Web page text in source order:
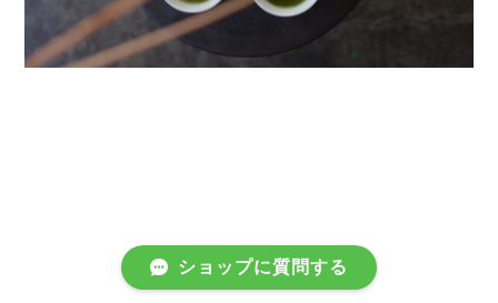
ショップに質問する